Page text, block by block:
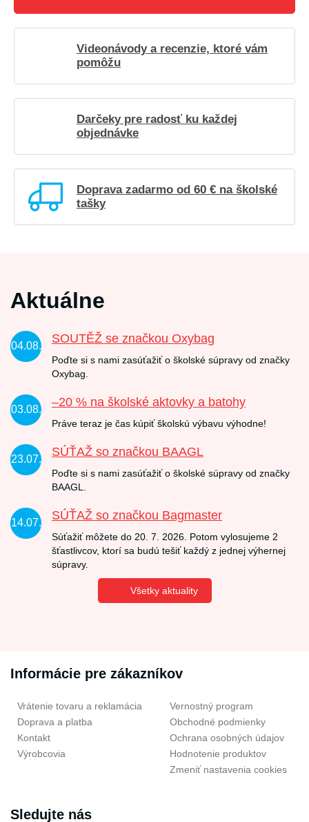
Videonávody a recenzie, ktoré vám
pomôžu
Darčeky pre radosť ku každej
objednávke
Doprava zadarmo od 60 € na školské
tašky
Aktuálne
04.08.
SOUTĚŽ se značkou Oxybag
Poďte si s nami zasúťažiť o školské súpravy od značky
Oxybag.
03.08.
–20 % na školské aktovky a batohy
Práve teraz je čas kúpiť školskú výbavu výhodne!
23.07.
SÚŤAŽ so značkou BAAGL
Poďte si s nami zasúťažiť o školské súpravy od značky
BAAGL.
14.07.
SÚŤAŽ so značkou Bagmaster
Súťažiť môžete do 20. 7. 2026. Potom vylosujeme 2
šťastlivcov, ktorí sa budú tešiť každý z jednej výhernej
súpravy.
Všetky aktuality
Informácie pre zákazníkov
Vrátenie tovaru a reklamácia
Doprava a platba
Kontakt
Výrobcovia
Vernostný program
Obchodné podmienky
Ochrana osobných údajov
Hodnotenie produktov
Zmeniť nastavenia cookies
Sledujte nás